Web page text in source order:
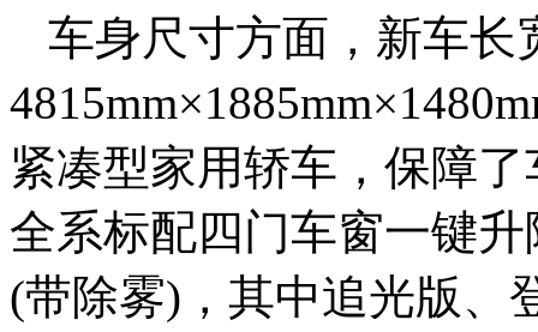
车身尺寸方面，新车长
紧凑型家用轿车，保障
全系标配四门车窗一键
(带除雾)，其中追光版、